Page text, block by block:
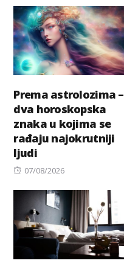
Prema astrolozima –
dva horoskopska
znaka u kojima se
rađaju najokrutniji
ljudi
Posted
07/08/2026